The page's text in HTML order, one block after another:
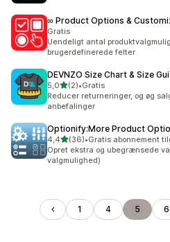
∞ Product Options &
Gratis
Uendeligt antal
brugerdefinerede felter
DEVNZO Size Chart & Size
5,0ud af 5 stjerner
(2)
2 anmeldelser i alt
•Gratis
Reducer returneringer, og øg
anbefalinger
Optionify:More Product
4,4ud af 5 stjerner
(36)
36 anmeldelser i alt
•Gratis abonnement
Opret ekstra og ubegrænsede
valgmulighed)
1 4 5 6